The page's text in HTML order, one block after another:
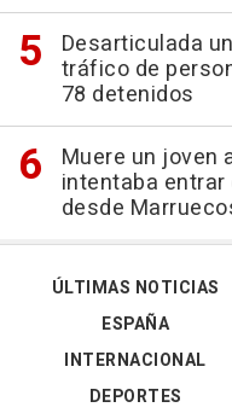
Desarticulada
tráfico de
78 detenidos
Muere un joven
intentaba entrar
desde
ÚLTIMAS NOTICIAS
ESPAÑA
INTERNACIONAL
DEPORTES